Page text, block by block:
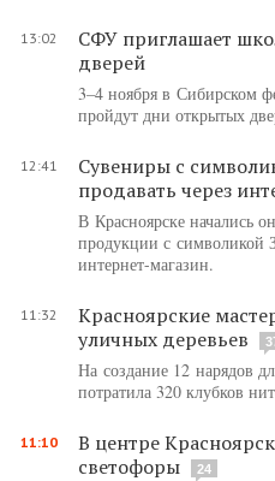
13:02
СФУ приглашает
дверей
3–4 ноября в Сибирском
пройдут дни открытых
12:41
Сувениры с
продавать через
В Красноярске начались
продукции с символикой
интернет-магазин.
11:32
Красноярские
уличных деревьев
На создание 12 нарядов
потратила 320 клубков
11:10
В центре
светофоры
24